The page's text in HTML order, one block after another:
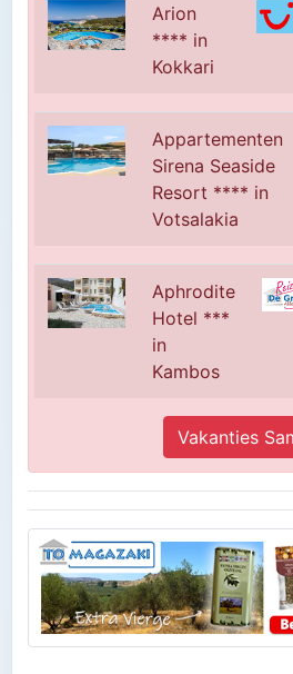
Arion
**** in
Kokkari
Appartementen
Sirena Seaside
Resort **** in
Votsalakia
Aphrodite
Hotel ***
in
Kambos
Vakanties